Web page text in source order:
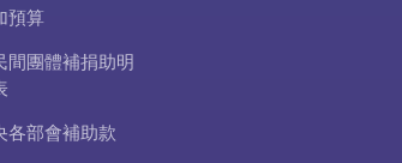
預算
間團體補捐助明
各部會補助款